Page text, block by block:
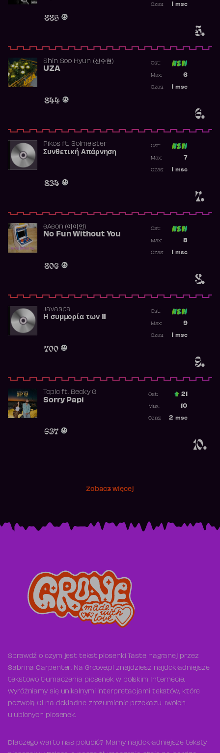
5.
885
msc
Czas:
6.
Shin Soo Hyun (신수현)
UZA
844
Ost:
6
Max:
msc
Czas:
7.
Pikosft. Solmeister
Συνθετική Απάρνηση
834
Ost:
7
Max:
msc
Czas:
8.
​eAeon (이이언)
No Fun Without You
806
Ost:
8
Max:
msc
Czas:
9.
Javaspa
Η συμμορία των 11
700
Ost:
9
Max:
msc
Czas:
10.
Topicft. Becky G
Sorry Papi
637
Ost.: 21
10
Max:
2 msc
Czas:
Zobacz więcej
Sprawdź o czym jest tekst piosenki Taste nagranej przez
Sabrina Carpenter. Na Groove.pl znajdziesz najdokładniejsze
tekstowo tłumaczenia piosenek w polskim Internecie.
Wyróżniamy się unikalnymi interpretacjami tekstów, które
pozwolą Ci na dokładne zrozumienie przekazu Twoich
ulubionych piosenek.
Dlaczego warto nas polubić? Mamy najdokładniejsze teksty